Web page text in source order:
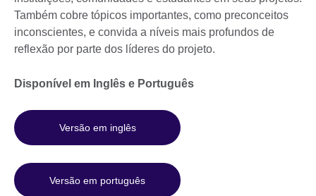
Também cobre tópicos importantes, como preconceitos
inconscientes, e convida a níveis mais profundos de
reflexão por parte dos líderes do projeto.
Disponível em Inglês e Português
Versão em inglês
Versão em português